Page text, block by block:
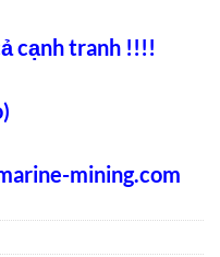
cạnh tranh !!!!
mining.com